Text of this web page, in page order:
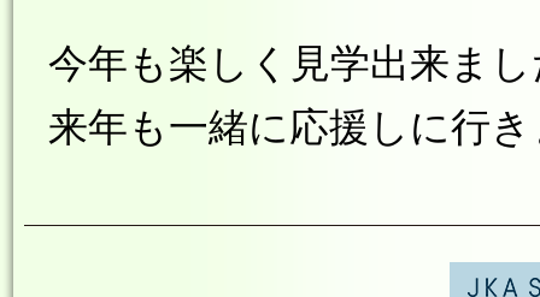
今年も楽しく見学出来ま
来年も一緒に応援しに行